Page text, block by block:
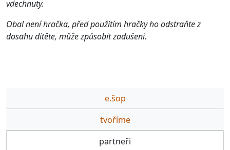
vdechnuty.
Obal není hračka, před použitím hračky ho odstraňte z
dosahu dítěte, může způsobit zadušení.
e.šop
tvoříme
partneři